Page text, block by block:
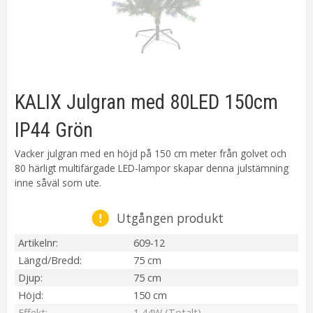
KALIX Julgran med 80LED 150cm
IP44 Grön
Vacker julgran med en höjd på 150 cm meter från golvet och
80 härligt multifärgade LED-lampor skapar denna julstämning
inne såväl som ute.
Utgången produkt
Artikelnr
609-12
Längd/Bredd
75 cm
Djup
75 cm
Höjd
150 cm